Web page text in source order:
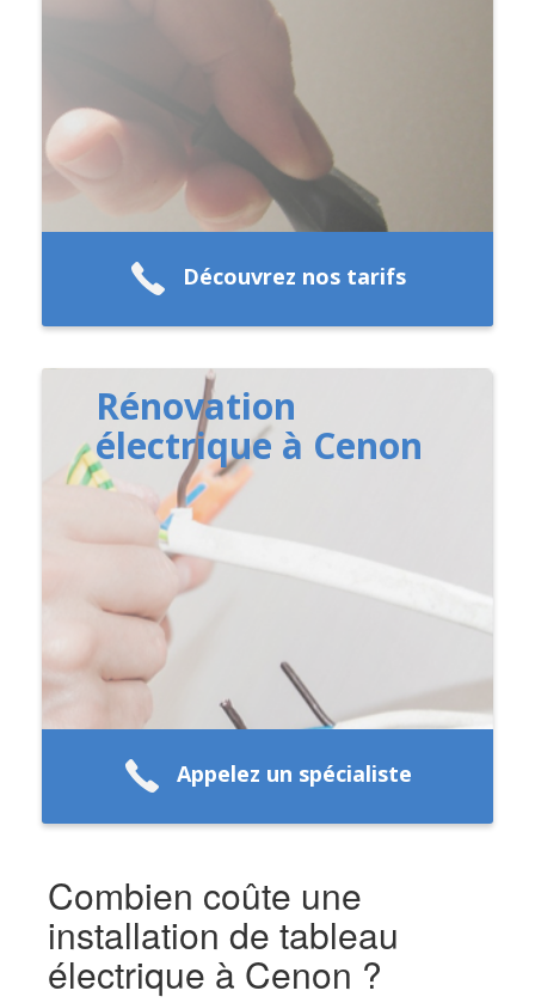
Découvrez nos tarifs
Rénovation
électrique à Cenon
Appelez un spécialiste
Combien coûte une
installation de tableau
électrique à Cenon ?